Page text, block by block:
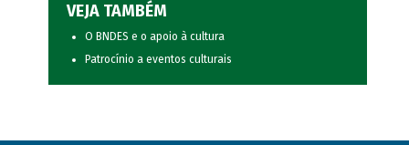
VEJA TAMBÉM
O BNDES e o apoio à cultura
Patrocínio a eventos culturais